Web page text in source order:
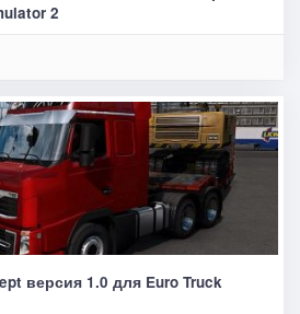
2
версия 1.0 для Euro Truck